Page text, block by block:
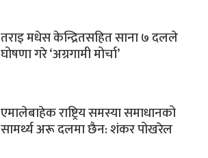
तराइ मधेस केन्द्रितसहित साना ७ दलले
घोषणा गरे ‘अग्रगामी मोर्चा’
एमालेबाहेक राष्ट्रिय समस्या समाधानको
सामर्थ्य अरू दलमा छैन: शंकर पोखरेल